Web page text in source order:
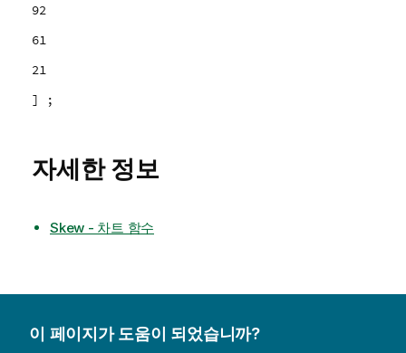
92
61
21
] ;
자세한 정보
Skew - 차트 함수
이 페이지가 도움이 되었습니까?